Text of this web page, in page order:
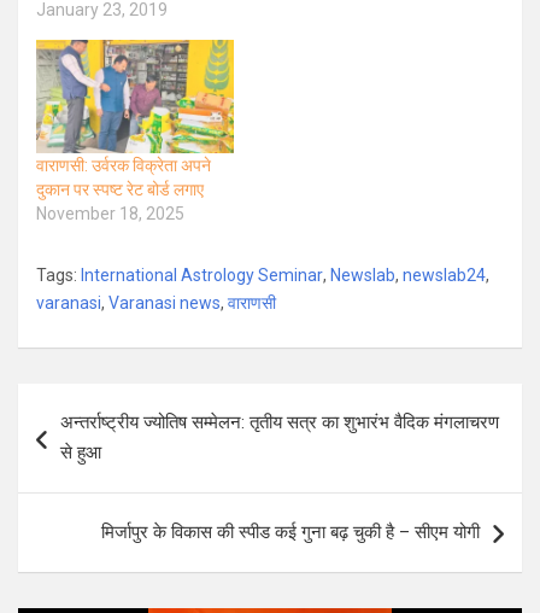
कानून का मखौल उड़ा रहे
बीएचयू अधिकारियों की
लापरवाही का बड़ा खुलासा
करने का दावा करते हुए
बताया है कि टैक्स दिए
बिना बीएचयू की बसें
January 23, 2019
वाराणसी: उर्वरक विक्रेता अपने
दुकान पर स्पष्ट रेट बोर्ड लगाए
November 18, 2025
Tags: International Astrology Seminar, Newslab, newslab24,
varanasi, Varanasi news, वाराणसी
navigation
अन्तर्राष्ट्रीय ज्योतिष सम्मेलन: तृतीय सत्र का शुभारंभ वैदिक मंगलाचरण
से हुआ
मिर्जापुर के विकास की स्पीड कई गुना बढ़ चुकी है – सीएम योगी